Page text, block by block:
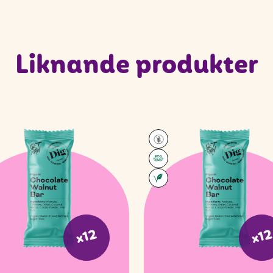
Liknande produkter
x12